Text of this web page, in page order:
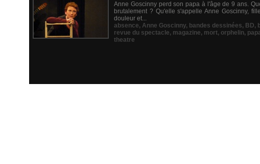
Anne Goscinny perd son papa à l'âge de 9 ans.
brutalement ? Qu'elle s'appelle Anne Goscinny,
douleur et...
absence, Anne Goscinny, bandes dessinées, BD,
revue du spectacle, magazine, mort, orphelin,
theatre